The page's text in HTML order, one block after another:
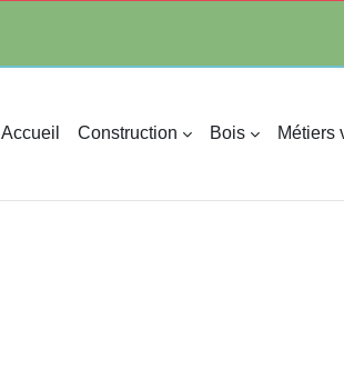
Accueil Construction Bois Métiers